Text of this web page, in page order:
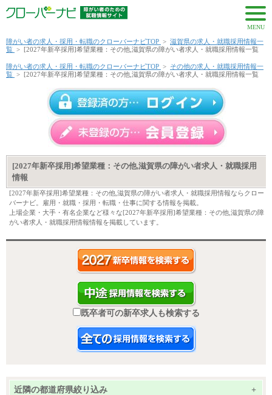
MENU
障がい者の求人・採用・転職のクローバーナビTOP > 滋賀県の求人・就職採用情報一
覧 > [2027年新卒採用]希望業種：その他,滋賀県の障がい者求人・就職採用情報一覧
障がい者の求人・採用・転職のクローバーナビTOP > その他の求人・就職採用情報一
覧 > [2027年新卒採用]希望業種：その他,滋賀県の障がい者求人・就職採用情報一覧
[2027年新卒採用]希望業種：その他,滋賀県の障がい者求人・就職採用
情報
[2027年新卒採用]希望業種：その他,滋賀県の障がい者求人・就職採用情報ならクロー
バーナビ。雇用・就職・採用・転職・仕事に関する情報を掲載。
上場企業・大手・有名企業など様々な[2027年新卒採用]希望業種：その他,滋賀県の障
がい者求人・就職採用情報情報を掲載しています。
既卒者可の新卒求人も検索する
近隣の都道府県絞り込み +